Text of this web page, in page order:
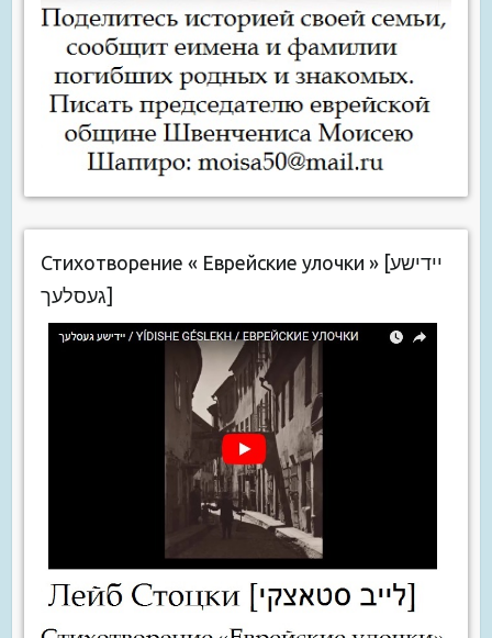
Стихотворение « Еврейские улочки » [יידישע
געסלעך]